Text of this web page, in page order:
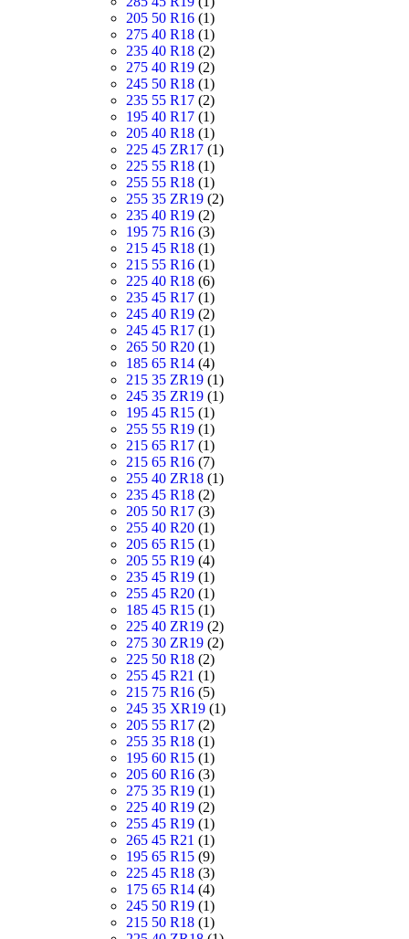
205 50 R16 (1)
275 40 R18 (1)
235 40 R18 (2)
275 40 R19 (2)
245 50 R18 (1)
235 55 R17 (2)
195 40 R17 (1)
205 40 R18 (1)
225 45 ZR17 (1)
225 55 R18 (1)
255 55 R18 (1)
255 35 ZR19 (2)
235 40 R19 (2)
195 75 R16 (3)
215 45 R18 (1)
215 55 R16 (1)
225 40 R18 (6)
235 45 R17 (1)
245 40 R19 (2)
245 45 R17 (1)
265 50 R20 (1)
185 65 R14 (4)
215 35 ZR19 (1)
245 35 ZR19 (1)
195 45 R15 (1)
255 55 R19 (1)
215 65 R17 (1)
215 65 R16 (7)
255 40 ZR18 (1)
235 45 R18 (2)
205 50 R17 (3)
255 40 R20 (1)
205 65 R15 (1)
205 55 R19 (4)
235 45 R19 (1)
255 45 R20 (1)
185 45 R15 (1)
225 40 ZR19 (2)
275 30 ZR19 (2)
225 50 R18 (2)
255 45 R21 (1)
215 75 R16 (5)
245 35 XR19 (1)
205 55 R17 (2)
255 35 R18 (1)
195 60 R15 (1)
205 60 R16 (3)
275 35 R19 (1)
225 40 R19 (2)
255 45 R19 (1)
265 45 R21 (1)
195 65 R15 (9)
225 45 R18 (3)
175 65 R14 (4)
245 50 R19 (1)
215 50 R18 (1)